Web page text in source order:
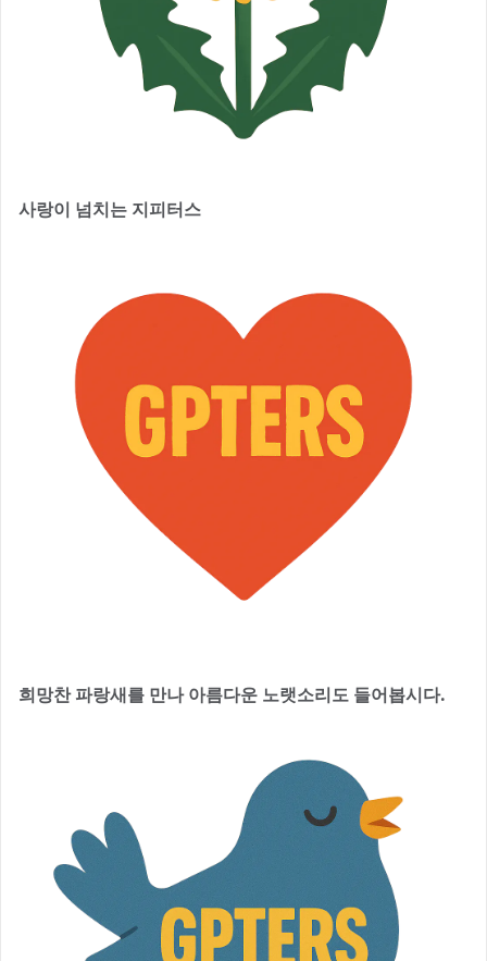
사랑이 넘치는 지피터스
희망찬 파랑새를 만나 아름다운 노랫소리도 들어봅시다.